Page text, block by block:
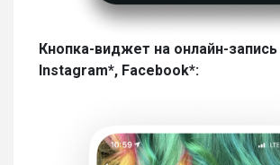
Кнопка-виджет на онлайн-
Instagram*, Facebook*: